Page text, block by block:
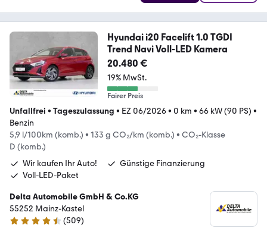
Hyundai i20 Facelift 1.0 TGDI
Trend Navi Voll-LED Kamera
20.480 €
19% MwSt.
Fairer Preis
Unfallfrei • Tageszulassung • EZ 06/2026• 0 km • 66 kW (90 PS) •
Benzin
5,9 l/100km (komb.) • 133 g CO₂/km (komb.) • CO₂-Klasse
D (komb.)
Wir kaufen Ihr Auto!
Günstige Finanzierung
Voll-LED-Paket
Delta Automobile GmbH & Co.KG
55252 Mainz-Kastel
4.7 Sterne
(509)